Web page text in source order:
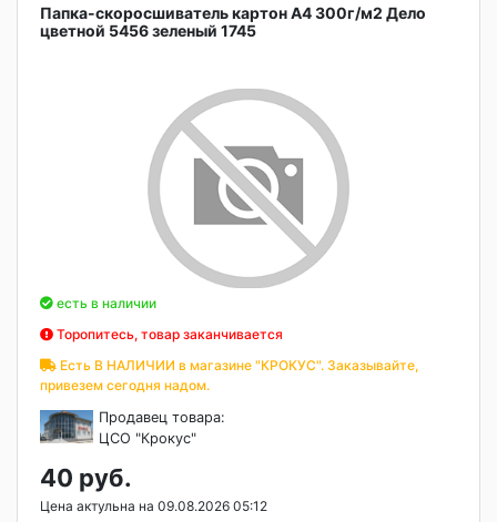
Папка-скоросшиватель картон А4 300г/м2 Дело
цветной 5456 зеленый 1745
есть в наличии
Торопитесь, товар заканчивается
Есть В НАЛИЧИИ в магазине "КРОКУС". Заказывайте,
привезем сегодня надом.
Продавец товара:
ЦСО "Крокус"
40 руб.
Цена актульна на 09.08.2026 05:12